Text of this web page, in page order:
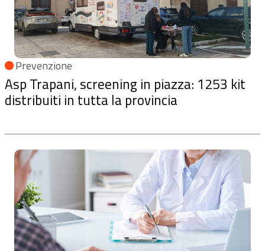
Prevenzione
Asp Trapani, screening in piazza: 1253 kit
distribuiti in tutta la provincia